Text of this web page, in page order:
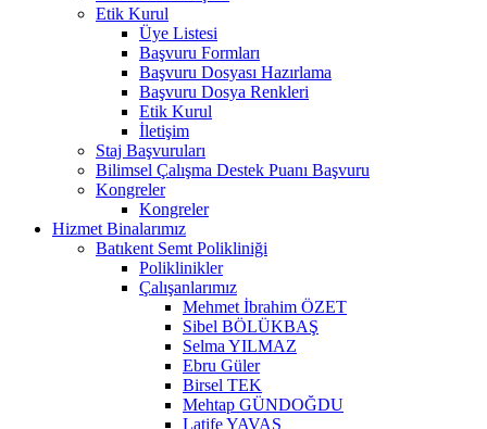
Etik Kurul
Üye Listesi
Başvuru Formları
Başvuru Dosyası Hazırlama
Başvuru Dosya Renkleri
Etik Kurul
İletişim
Staj Başvuruları
Bilimsel Çalışma Destek Puanı Başvuru
Kongreler
Kongreler
Hizmet Binalarımız
Batıkent Semt Polikliniği
Poliklinikler
Çalışanlarımız
Mehmet İbrahim ÖZET
Sibel BÖLÜKBAŞ
Selma YILMAZ
Ebru Güler
Birsel TEK
Mehtap GÜNDOĞDU
Latife YAVAŞ